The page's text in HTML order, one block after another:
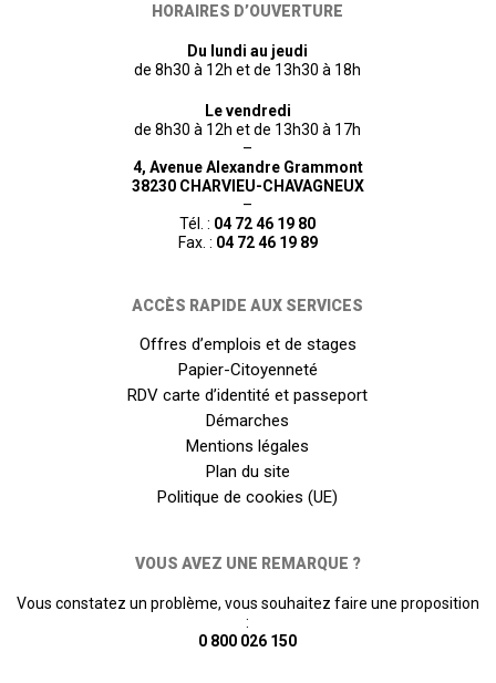
HORAIRES D’OUVERTURE
Du lundi au jeudi
de 8h30 à 12h et de 13h30 à 18h
Le vendredi
de 8h30 à 12h et de 13h30 à 17h
–
4, Avenue Alexandre Grammont
38230 CHARVIEU-CHAVAGNEUX
–
Tél. : 04 72 46 19 80
Fax. : 04 72 46 19 89
ACCÈS RAPIDE AUX SERVICES
Offres d’emplois et de stages
Papier-Citoyenneté
RDV carte d’identité et passeport
Démarches
Mentions légales
Plan du site
Politique de cookies (UE)
VOUS AVEZ UNE REMARQUE ?
Vous constatez un problème, vous souhaitez faire une proposition
:
0 800 026 150